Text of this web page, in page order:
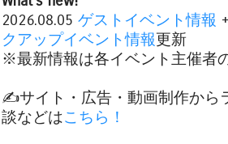
2026.08.05 ゲストイベント情報 +
クアップイベント情報更新
※最新情報は各イベント主催者
✍️サイト・広告・動画制作から
談などはこちら！